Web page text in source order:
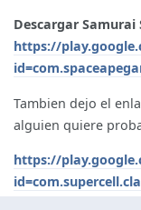
Descargar
https://
Tambien dejo el
alguien quiere
https://